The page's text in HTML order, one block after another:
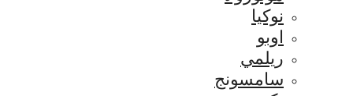
نوكيا
اوبو
ريلمي
سامسونج